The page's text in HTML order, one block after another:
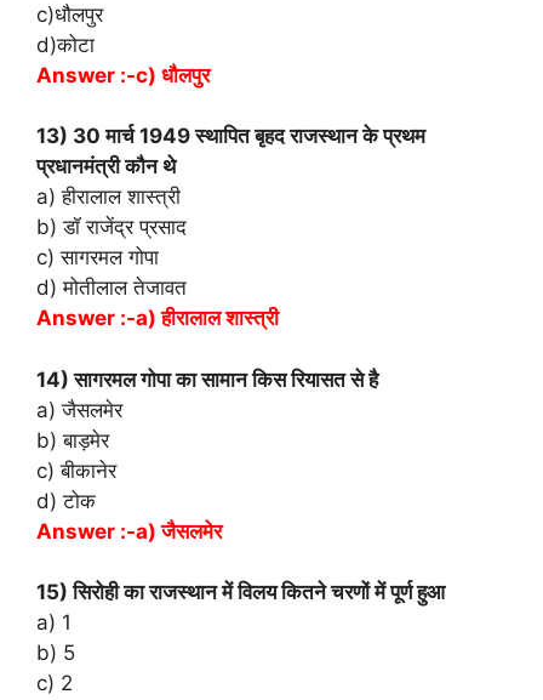
c)धौलपुर
d)कोटा
Answer :-c) धौलपुर
13) 30 मार्च 1949 स्थापित बृहद राजस्थान के प्रथम
प्रधानमंत्री कौन थे
a) हीरालाल शास्त्री
b) डॉ राजेंद्र प्रसाद
c) सागरमल गोपा
d) मोतीलाल तेजावत
Answer :-a) हीरालाल शास्त्री
14) सागरमल गोपा का सामान किस रियासत से है
a) जैसलमेर
b) बाड़मेर
c) बीकानेर
d) टोक
Answer :-a) जैसलमेर
15) सिरोही का राजस्थान में विलय कितने चरणों में पूर्ण हुआ
a) 1
b) 5
c) 2